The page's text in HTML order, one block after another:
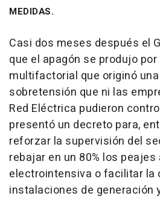
MEDIDAS.
Casi dos meses después el
que el apagón se produjo
multifactorial que originó
sobretensión que ni las
Red Eléctrica pudieron
presentó un decreto para,
reforzar la supervisión del
rebajar en un 80% los
electrointensiva o facilitar la
instalaciones de generación